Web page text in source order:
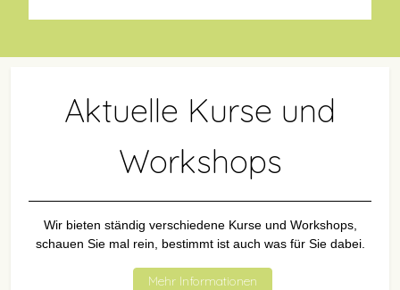
Aktuelle Kurse und
Workshops
Wir bieten ständig verschiedene Kurse und Workshops,
schauen Sie mal rein, bestimmt ist auch was für Sie dabei.
Mehr Informationen